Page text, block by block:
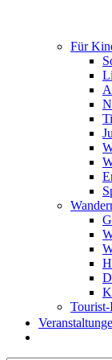
Für